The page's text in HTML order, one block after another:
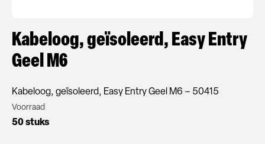
Kabeloog, geïsoleerd, Easy Entry
Geel M6
Kabeloog, geïsoleerd, Easy Entry Geel M6 – 50415
Voorraad
50 stuks